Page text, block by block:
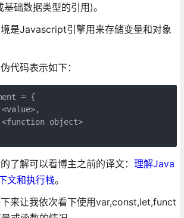
础数据类型的引用)。
是Javascript引擎用来存储变量和对象
代码表示如下：
= {
object>
了解可以看博主之前的译文： 理解Java
文和执行栈。
来让我依次看下使用var,const,let,funct